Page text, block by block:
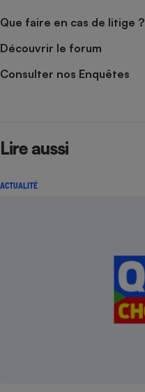
Que faire en cas de litige ?
Découvrir le forum
Consulter nos Enquêtes
Lire aussi
ACTUALITÉ